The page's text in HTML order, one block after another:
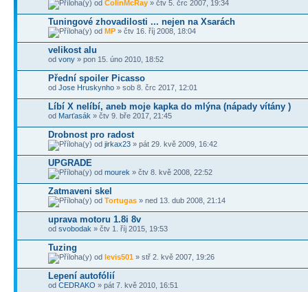
od ColinMcRay » čtv 5. črc 2007, 19:34
Tuningové zhovadilosti ... nejen na Xsarách
od MP » čtv 16. říj 2008, 18:04
velikost alu
od vony » pon 15. úno 2010, 18:52
Přední spoiler Picasso
od Jose Hruskynho » sob 8. črc 2017, 12:01
Líbí X nelíbí, aneb moje kapka do mlýna (nápady vítány )
od Marťasák » čtv 9. bře 2017, 21:45
Drobnost pro radost
od jirkax23 » pát 29. kvě 2009, 16:42
UPGRADE
od mourek » čtv 8. kvě 2008, 22:52
Zatmaveni skel
od Tortugas » ned 13. dub 2008, 21:14
uprava motoru 1.8i 8v
od svobodak » čtv 1. říj 2015, 19:53
Tuzing
od levis501 » stř 2. kvě 2007, 19:26
Lepení autofólií
od CEDRAKO » pát 7. kvě 2010, 16:51